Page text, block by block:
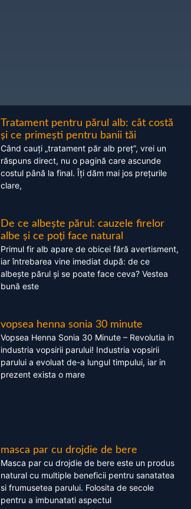
Tratament pentru părul alb: cât costă
și ce primești pentru banii tăi
Când cauți „tratament păr alb preț”, vrei un
răspuns direct, nu o pagină care ascunde
costul până la final. Îți dăm mai jos prețurile
clare,
De ce albește părul: cauzele firelor
albe și ce poți face natural
Primul fir alb apare de obicei fără avertisment,
iar întrebarea vine imediat după: de ce
albește părul și se poate face ceva? Vestea
bună este
vopsea henna sonia 30 minute
Vopsea Henna Sonia 30 Minute – Revolutia in
industria vopsirii parului! Industria vopsirii
parului a evoluat de-a lungul timpului, iar in
prezent exista o mare
masca par cu drojdie de bere
Masca par cu drojdie de bere este un produs
natural cu multiple beneficii pentru sanatatea
si frumusetea parului. Folosita de secole
pentru a imbunatati aspectul